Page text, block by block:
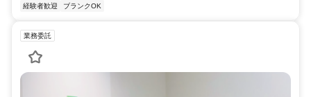
経験者歓迎
ブランクOK
業務委託